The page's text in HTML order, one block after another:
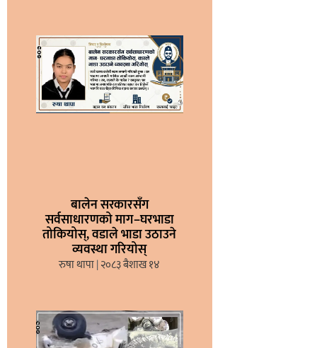
बालेन सरकारसँग
सर्वसाधारणको माग–घरभाडा
तोकियोस्, वडाले भाडा उठाउने
व्यवस्था गरियोस्
रुषा थापा २०८३ बैशाख १४